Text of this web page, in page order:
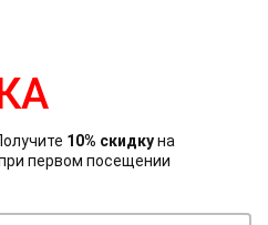
10% скидкуна
первом посещении